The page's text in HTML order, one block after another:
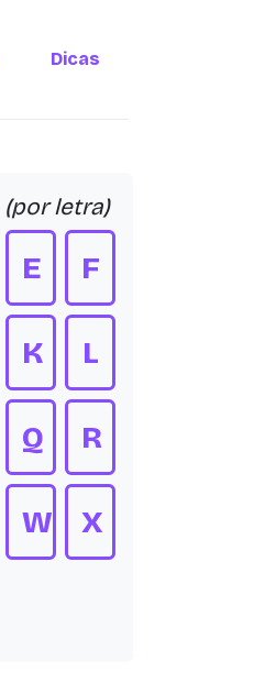
Dicas
(por letra)
E F
K L
Q R
W X